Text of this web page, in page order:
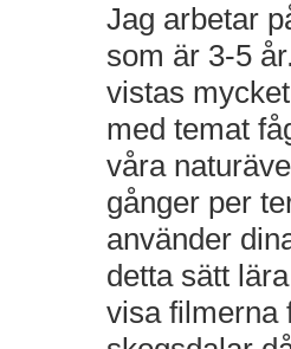
Jag arbetar
som är 3-5
vistas
med temat
våra
gånger per
använder
detta sätt
visa filmerna